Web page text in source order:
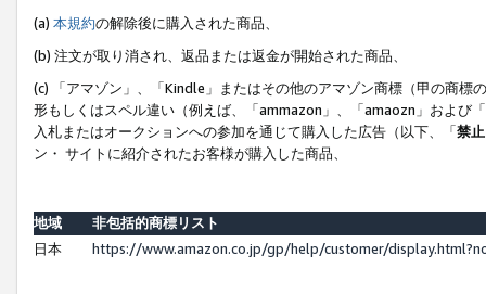
(a) 本規約の解除後に購入された商品、
(b) 注文が取り消され、返品または返金が開始された商品、
(c) 「アマゾン」、「Kindle」またはその他のアマゾン商標（甲の商
形もしくはスペル違い（例えば、「ammazon」、「amaozn」および
入札またはオークションへの参加を通じて購入した広告（以下、「禁
ン・ サイトに紹介されたお客様が購入した商品、
地域
非包括的商標リスト
日本
https://www.amazon.co.jp/gp/help/customer/